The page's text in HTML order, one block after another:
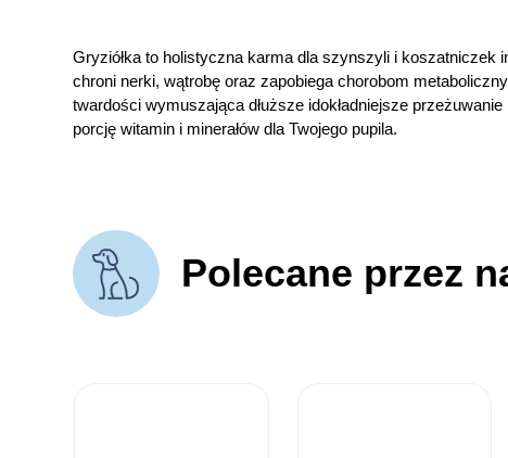
Gryziółka to holistyczna karma dla szynszyli i koszatniczek
chroni nerki, wątrobę oraz zapobiega chorobom
twardości wymuszająca dłuższe idokładniejsze
porcję witamin i minerałów dla Twojego pupila.
Polecane przez